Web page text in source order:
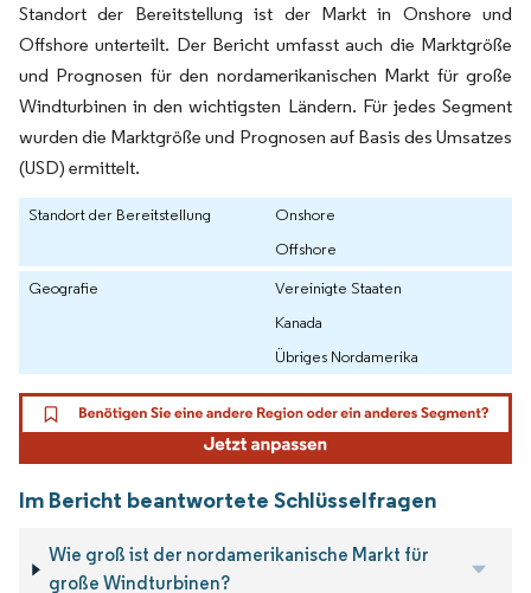
Standort der Bereitstellung ist der Markt in Onshore und
Offshore unterteilt. Der Bericht umfasst auch die Marktgröße
und Prognosen für den nordamerikanischen Markt für große
Windturbinen in den wichtigsten Ländern. Für jedes Segment
wurden die Marktgröße und Prognosen auf Basis des Umsatzes
(USD) ermittelt.
Standort der Bereitstellung
Onshore
Offshore
Geografie
Vereinigte Staaten
Kanada
Übriges Nordamerika
Im Bericht beantwortete Schlüsselfragen
Wie groß ist der nordamerikanische Markt für
große Windturbinen?